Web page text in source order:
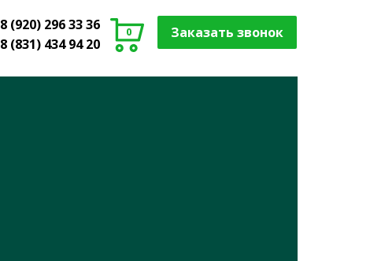
8 (920) 296 33 36
8 (831) 434 94 20
0 Заказать звонок